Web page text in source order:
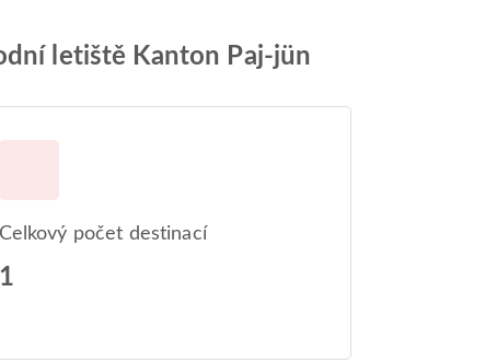
letiště Kanton Paj-jün
Celkový počet destinací
1